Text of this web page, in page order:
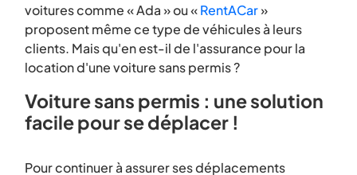
voitures comme « Ada » ou «RentACar»
proposent même ce type de véhicules à leurs
clients. Mais qu'en est-il de l'assurance pour la
location d'une voiture sans permis ?
Voiture sans permis : une solution
facile pour se déplacer !
Pour continuer à assurer ses déplacements